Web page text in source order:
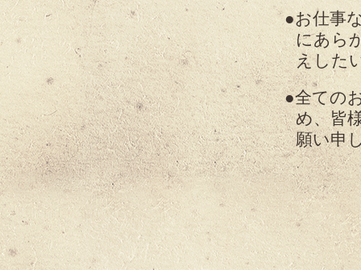
お仕事
にあら
えした
全ての
め、皆
願い申